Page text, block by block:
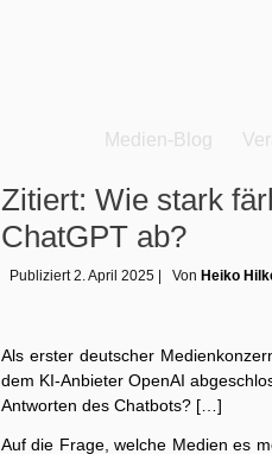
Medien-Blog
Zitiert: Wie stark
ChatGPT ab?
Publiziert 2. April 2025 Von Heiko
Als erster deutscher
dem KI-Anbieter OpenAI
Antworten des Chatbots? […]
Auf die Frage, welche Medien es